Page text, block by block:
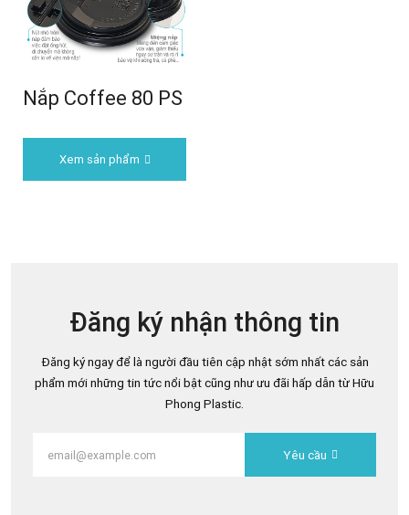
Nắp Coffee 80 PS
Xem sản phẩm
Đăng ký nhận thông tin
Đăng ký ngay để là người đầu tiên cập nhật sớm nhất các sản
phẩm mới những tin tức nổi bật cũng như ưu đãi hấp dẫn từ Hữu
Phong Plastic.
Yêu cầu